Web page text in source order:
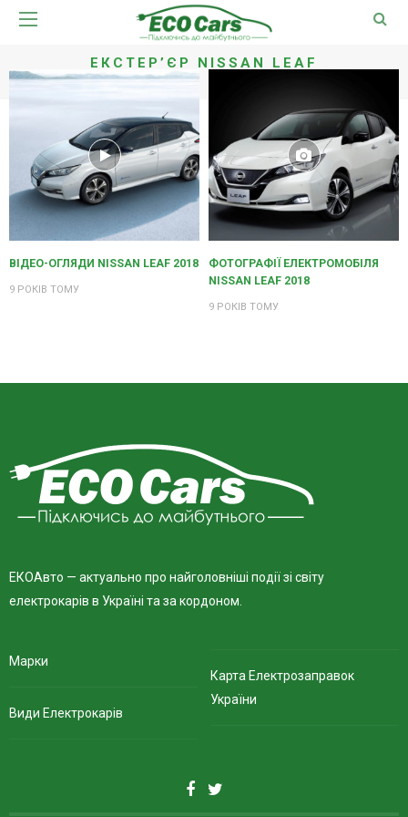
ЕКСТЕР’ЄР NISSAN LEAF
ВІДЕО-ОГЛЯДИ NISSAN LEAF 2018
9 РОКІВ ТОМУ
ФОТОГРАФІЇ ЕЛЕКТРОМОБІЛЯ
NISSAN LEAF 2018
9 РОКІВ ТОМУ
ЕКОАвто — актуально про найголовніші події зі світу
електрокарів в Україні та за кордоном.
Марки
Види Електрокарів
Карта Електрозаправок
України